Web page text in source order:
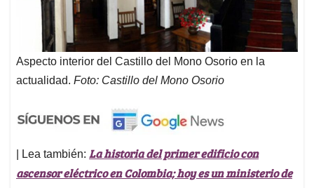
Aspecto interior del Castillo del Mono Osorio en la
actualidad. Foto: Castillo del Mono Osorio
| Lea también: La historia del primer edificio con
ascensor eléctrico en Colombia; hoy es un ministerio de